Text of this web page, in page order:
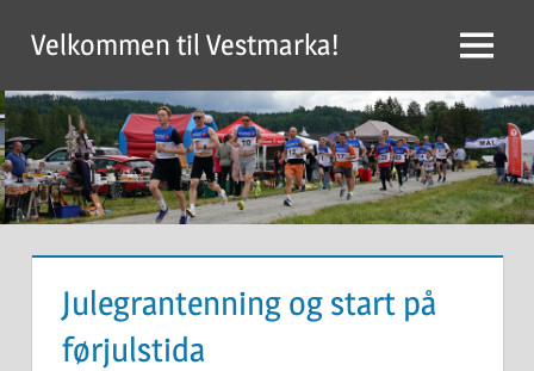
content
Velkommen til Vestmarka! Menu
Julegrantenning og start på
førjulstida